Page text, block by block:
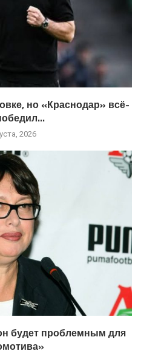
но «Краснодар» всё-
2026
будет проблемным для